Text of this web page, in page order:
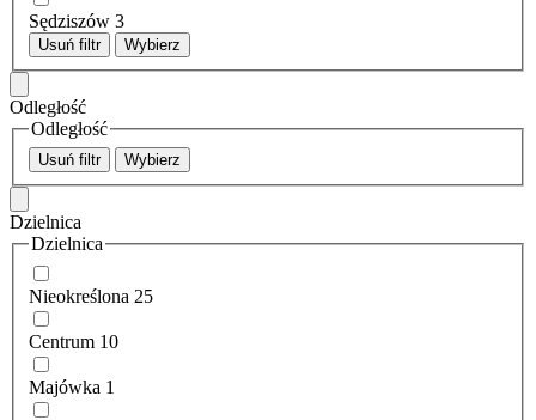
Sędziszów 3
Usuń filtr Wybierz
Odległość
Odległość
Usuń filtr Wybierz
Dzielnica
Dzielnica
Nieokreślona 25
Centrum 10
Majówka 1